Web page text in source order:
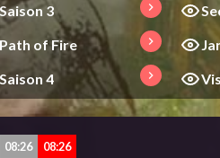
Saison 3
Path of Fire
Saison 4
08:27
08:26